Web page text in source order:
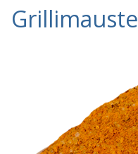
Grillimauste